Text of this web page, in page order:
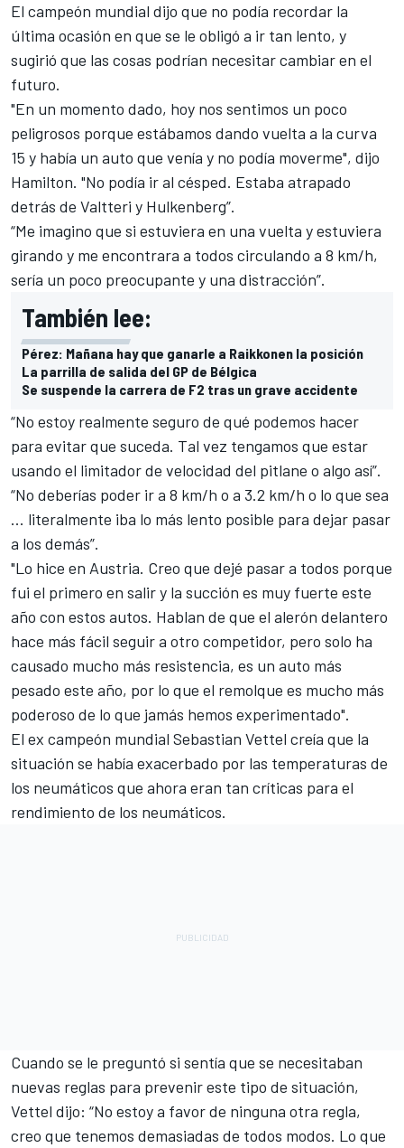
El campeón mundial dijo que no podía recordar la
última ocasión en que se le obligó a ir tan lento, y
sugirió que las cosas podrían necesitar cambiar en el
futuro.
"En un momento dado, hoy nos sentimos un poco
peligrosos porque estábamos dando vuelta a la curva
15 y había un auto que venía y no podía moverme", dijo
Hamilton. "No podía ir al césped. Estaba atrapado
detrás de Valtteri y Hulkenberg”.
“Me imagino que si estuviera en una vuelta y estuviera
girando y me encontrara a todos circulando a 8 km/h,
sería un poco preocupante y una distracción”.
También lee:
Pérez: Mañana hay que ganarle a Raikkonen la posición
La parrilla de salida del GP de Bélgica
Se suspende la carrera de F2 tras un grave accidente
“No estoy realmente seguro de qué podemos hacer
para evitar que suceda. Tal vez tengamos que estar
usando el limitador de velocidad del pitlane o algo así”.
“No deberías poder ir a 8 km/h o a 3.2 km/h o lo que sea
... literalmente iba lo más lento posible para dejar pasar
a los demás”.
"Lo hice en Austria. Creo que dejé pasar a todos porque
fui el primero en salir y la succión es muy fuerte este
año con estos autos. Hablan de que el alerón delantero
hace más fácil seguir a otro competidor, pero solo ha
causado mucho más resistencia, es un auto más
pesado este año, por lo que el remolque es mucho más
poderoso de lo que jamás hemos experimentado".
El ex campeón mundial Sebastian Vettel creía que la
situación se había exacerbado por las temperaturas de
los neumáticos que ahora eran tan críticas para el
rendimiento de los neumáticos.
Cuando se le preguntó si sentía que se necesitaban
nuevas reglas para prevenir este tipo de situación,
Vettel dijo: “No estoy a favor de ninguna otra regla,
creo que tenemos demasiadas de todos modos. Lo que